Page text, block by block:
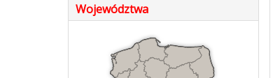
Województwa